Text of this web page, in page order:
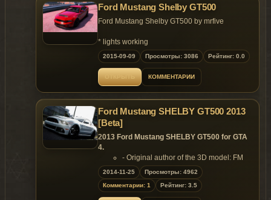
Ford Mustang Shelby GT500
Ford Mustang Shelby GT500 by mrfive
* lights working
* speedo meter working
* rpm working
* hands on steering wheel
* glass breakable
original model : forza 4
covert to gta v : mrfive
----
install
x64e.rpf\levels\gta5\vehicles.rpf
2015-09-09 Просмотры: 3086 Рейтинг: 0.0
КОММЕНТАРИИ
Ford Mustang SHELBY GT500 2013
[Beta]
2013 Ford Mustang SHELBY GT500 for GTA
4.
- Original author of the 3D model: FM
- Converted & edit by : lszv-p4elkin
Features:
- Support Paintjob.
2014-11-25
Просмотры: 4962
Комментарии: 1
Рейтинг: 3.5